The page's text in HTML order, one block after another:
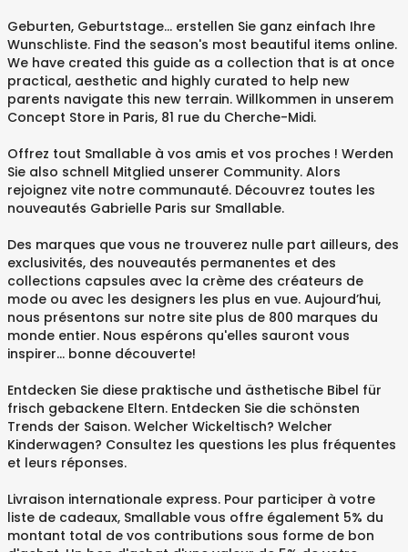
Geburten, Geburtstage… erstellen Sie ganz einfach Ihre
Wunschliste. Find the season's most beautiful items online.
We have created this guide as a collection that is at once
practical, aesthetic and highly curated to help new
parents navigate this new terrain. Willkommen in unserem
Concept Store in Paris, 81 rue du Cherche-Midi.
Offrez tout Smallable à vos amis et vos proches ! Werden
Sie also schnell Mitglied unserer Community. Alors
rejoignez vite notre communauté. Découvrez toutes les
nouveautés Gabrielle Paris sur Smallable.
Des marques que vous ne trouverez nulle part ailleurs, des
exclusivités, des nouveautés permanentes et des
collections capsules avec la crème des créateurs de
mode ou avec les designers les plus en vue. Aujourd’hui,
nous présentons sur notre site plus de 800 marques du
monde entier. Nous espérons qu'elles sauront vous
inspirer... bonne découverte!
Entdecken Sie diese praktische und ästhetische Bibel für
frisch gebackene Eltern. Entdecken Sie die schönsten
Trends der Saison. Welcher Wickeltisch? Welcher
Kinderwagen? Consultez les questions les plus fréquentes
et leurs réponses.
Livraison internationale express. Pour participer à votre
liste de cadeaux, Smallable vous offre également 5% du
montant total de vos contributions sous forme de bon